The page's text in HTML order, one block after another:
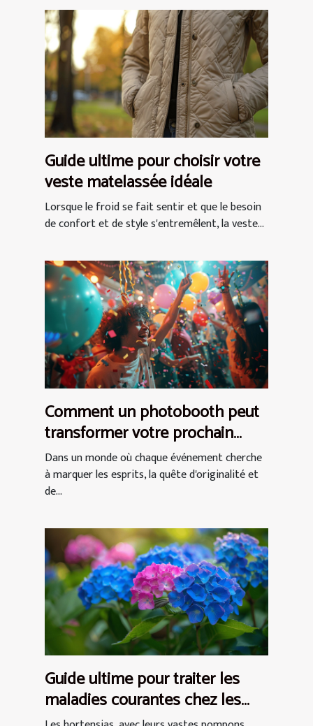
Guide ultime pour choisir votre
veste matelassée idéale
Lorsque le froid se fait sentir et que le besoin
de confort et de style s'entremêlent, la veste...
Comment un photobooth peut
transformer votre prochain
événement en expérience
inoubliable
Dans un monde où chaque événement cherche
à marquer les esprits, la quête d'originalité et
de...
Guide ultime pour traiter les
maladies courantes chez les